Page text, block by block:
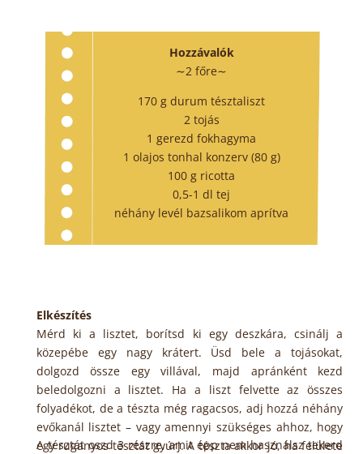
Hozzávalók
∼2 főre∼
170 gdurum tésztaliszt
2 tojás
1 gerezd fokhagyma
1 olajos tonhal konzerv (80 g)
100 g ricotta
0,5-1 dl tej
néhány levél bazsalikom aprítva
Elkészítés
Mérd ki a lisztet, borítsd ki egy deszkára, csinálj a
közepébe egy nagy krátert. Üsd bele a tojásokat,
dolgozd össze egy villával, majd apránként kezd
beledolgozni a lisztet. Ha a liszt felvette az összes
folyadékot, de a tészta még ragacsos, adj hozzá néhány
evőkanál lisztet – vagy amennyi szükséges ahhoz, hogy
egy ruganyos tésztát gyúrj. A tészta akkor jó, ha felülete
A tésztát oszd 3 részre, amit épp nem használsz tekerd